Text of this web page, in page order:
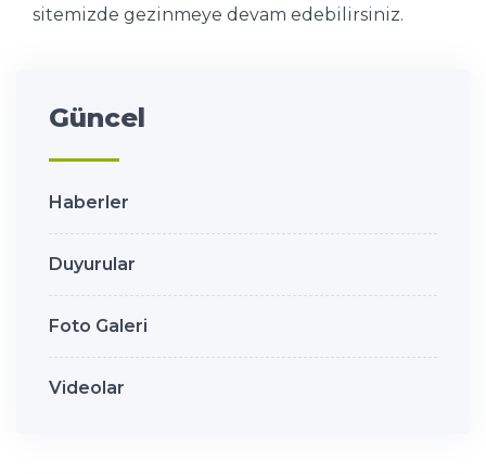
sitemizde gezinmeye devam edebilirsiniz.
Güncel
Haberler
Duyurular
Foto Galeri
Videolar